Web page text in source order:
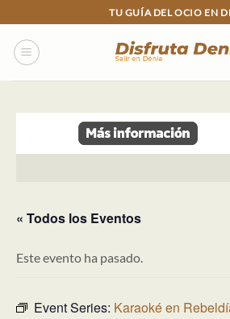
to
content
TU GUÍA DEL OCIO EN
« Todos los Eventos
Este evento ha pasado.
Event Series: Karaoké en